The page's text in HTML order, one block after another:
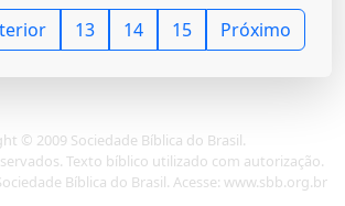
13 14 15 Próximo
© 2009 Sociedade Bíblica do Brasil.
Texto bíblico utilizado com autorização.
Bíblica do Brasil. Acesse: www.sbb.org.br